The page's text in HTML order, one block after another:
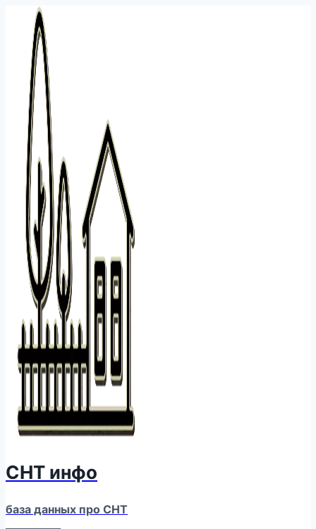
Перейти
содержанию
СНТ инфо
база данных про СНТ